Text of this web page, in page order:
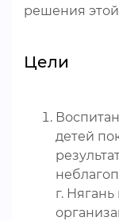
решения
Цели
детей
г.